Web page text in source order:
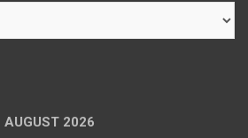
AUGUST 2026